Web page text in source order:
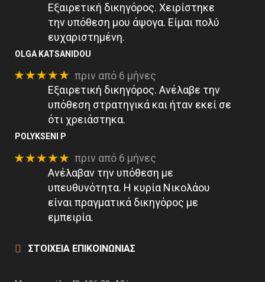
Εξαιρετική δικηγόρος. Χειρίστηκε
την υπόθεση μου άψογα. Είμαι πολύ
ευχαριστημένη.
OLGA KATSANIDOU
★★★★★ πριν από 6 μήνες
Εξαιρετική δικηγόρος. Ανέλαβε την
υπόθεση στρατηγικά και ήταν εκεί σε
ότι χρειάστηκα.
POLYKSENI P
★★★★★ πριν από 6 μήνες
Ανέλαβαν την υπόθεση με
υπευθυνότητα. Η κυρία Νικολάου
είναι πραγματικά δικηγόρος με
εμπειρία.
ΣΤΟΙΧΕΙΑ ΕΠΙΚΟΙΝΩΝΙΑΣ